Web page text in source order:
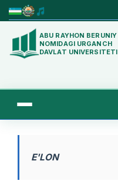
ABU RAYHON BERUNIY
NOMIDAGI URGANCH
DAVLAT UNIVERSITETI
E'LON